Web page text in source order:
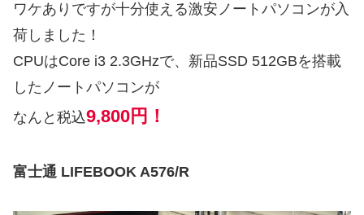
ワケありですが十分使える激安ノートパソコンが入
荷しました！
CPUはCore i3 2.3GHzで、新品SSD 512GBを搭載
したノートパソコンが
なんと税込9,800円！
富士通 LIFEBOOK A576/R